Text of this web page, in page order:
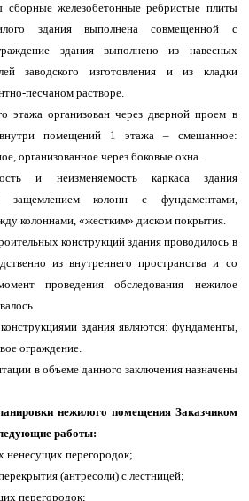
сборные железобетонные ребристые плиты
здания выполнена совмещенной с
здания выполнено из навесных
заводского изготовления и из кладки
песчаном растворе.
этажа организован через дверной проем в
помещений 1 этажа – смешанное:
организованное через боковые окна.
и неизменяемость каркаса здания
защемлением колонн с фундаментами,
колоннами, «жестким» диском покрытия.
конструкций здания проводилось в
из внутреннего пространства и со
проведения обследования нежилое
здания являются: фундаменты,
ограждение.
в объеме данного заключения назначены
нежилого помещения Заказчиком
работы:
перегородок;
(антресоли) с лестницей;
перегородок;